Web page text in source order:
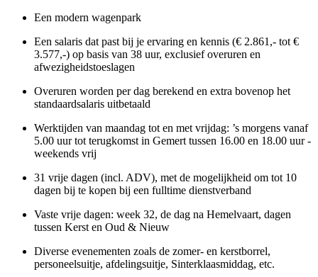
Een modern wagenpark
Een salaris dat past bij je ervaring en kennis (€ 2.861,- tot €
3.577,-) op basis van 38 uur, exclusief overuren en
afwezigheidstoeslagen
Overuren worden per dag berekend en extra bovenop het
standaardsalaris uitbetaald
Werktijden van maandag tot en met vrijdag: ’s morgens vanaf
5.00 uur tot terugkomst in Gemert tussen 16.00 en 18.00 uur -
weekends vrij
31 vrije dagen (incl. ADV), met de mogelijkheid om tot 10
dagen bij te kopen bij een fulltime dienstverband
Vaste vrije dagen: week 32, de dag na Hemelvaart, dagen
tussen Kerst en Oud & Nieuw
Diverse evenementen zoals de zomer- en kerstborrel,
personeelsuitje, afdelingsuitje, Sinterklaasmiddag, etc.